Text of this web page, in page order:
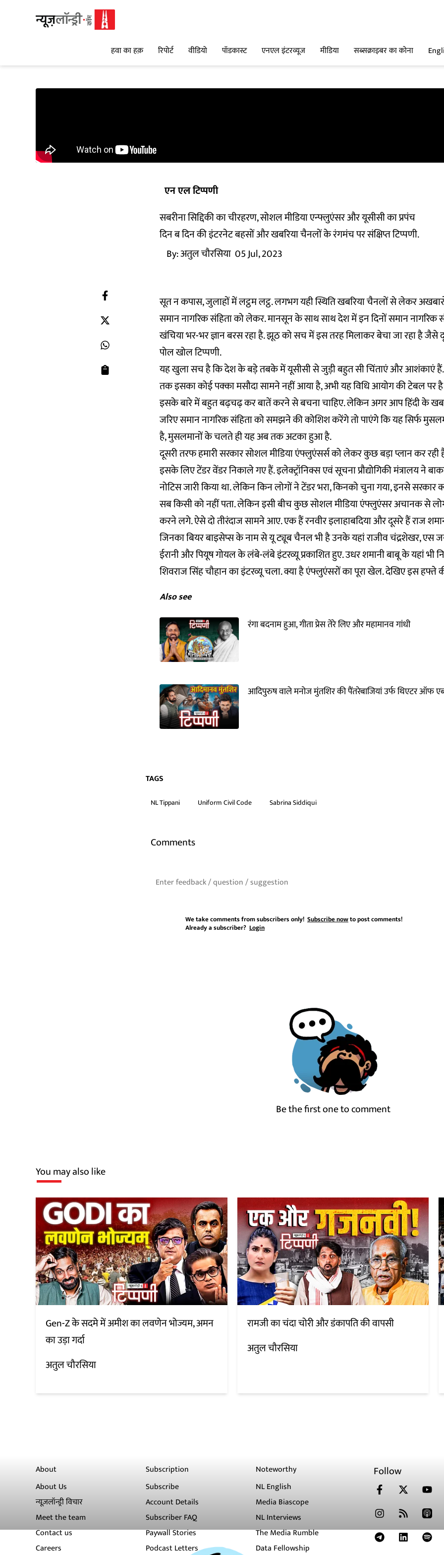
हवा का हक़ रिपोर्ट वीडियो पॉडकास्ट एनएल इंटरव्यूज मीडिया सब्सक्राइबर का कोना
एन एल टिप्पणी
सबरीना सिद्दिकी का चीरहरण, सोशल मीडिया एन्फ्लुएंसर और यूसीसी का प्रपंच
दिन ब दिन की इंटरनेट बहसों और खबरिया चैनलों के रंगमंच पर संक्षिप्त टिप्पणी.
By:अतुल चौरसिया 05 Jul, 2023
सूत न कपास, जुलाहों में लट्ठम लट्ठ. लगभग यही स्थिति खबरिया चैनलों से लेकर
समान नागरिक संहिता को लेकर. मानसून के साथ साथ देश में इन दिनों समान नागरिक
खंचिया भर-भर ज्ञान बरस रहा है. झूठ को सच में इस तरह मिलाकर बेचा जा रहा है जैसे
पोल खोल टिप्पणी.
यह खुला सच है कि देश के बड़े तबके में यूसीसी से जुड़ी बहुत सी चिंताएं और आशंकाएं
तक इसका कोई पक्का मसौदा सामने नहीं आया है, अभी यह विधि आयोग की टेबल पर
इसके बारे में बहुत बढ़चढ़ कर बातें करने से बचना चाहिए. लेकिन अगर आप हिंदी के
जरिए समान नागरिक संहिता को समझने की कोशिश करेंगे तो पाएंगे कि यह सिर्फ
है, मुसलमानों के चलते ही यह अब तक अटका हुआ है.
दूसरी तरफ हमारी सरकार सोशल मीडिया एंफ्लुएंसर्स को लेकर कुछ बड़ा प्लान कर
इसके लिए टेंडर वेंडर निकाले गए हैं. इलेक्ट्रॉनिक्स एवं सूचना प्रौद्योगिकी मंत्रालय ने
नोटिस जारी किया था. लेकिन किन लोगों ने टेंडर भरा, किनको चुना गया, इनसे सरकार
सब किसी को नहीं पता. लेकिन इसी बीच कुछ सोशल मीडिया एंफ्लुएंसर अचानक से
करने लगे. ऐसे दो तीरंदाज सामने आए. एक हैं रनवीर इलाहाबदिया और दूसरे हैं राज
जिनका बियर बाइसेप्स के नाम से यू ट्यूब चैनल भी है उनके यहां राजीव चंद्रशेखर, एस
ईरानी और पियूष गोयल के लंबे-लंबे इंटरव्यू प्रकाशित हुए. उधर शमानी बाबू के यहां भी
शिवराज सिंह चौहान का इंटरव्यू चला. क्या है एंफ्लुएंसरों का पूरा खेल. देखिए इस हफ्ते
Also see
रंगा बदनाम हुआ, गीता प्रेस तेरे लिए और महामानव गांधी
आदिपुरुष वाले मनोज मुंतशिर की पैंतरेबाजियां उर्फ थिएटर ऑफ
TAGS
NL Tippani Uniform Civil Code Sabrina Siddiqui
Comments
We take comments from subscribers only! Subscribe nowto post comments!
Already a subscriber? Login
Be the first one to comment
You may also like
Gen-Z के सदमे में अमीश का लवणेन भोज्यम, अमन
का उड़ा गर्दा
अतुल चौरसिया
रामजी का चंदा चोरी और डंकापति की वापसी
अतुल चौरसिया
About
About Us
न्यूज़लॉन्ड्री विचार
Meet the team
Contact us
Careers
Subscription
Subscribe
Account Details
Subscriber FAQ
Paywall Stories
Podcast Letters
Noteworthy
NL English
Media Biascope
NL Interviews
The Media Rumble
Data Fellowship
Follow